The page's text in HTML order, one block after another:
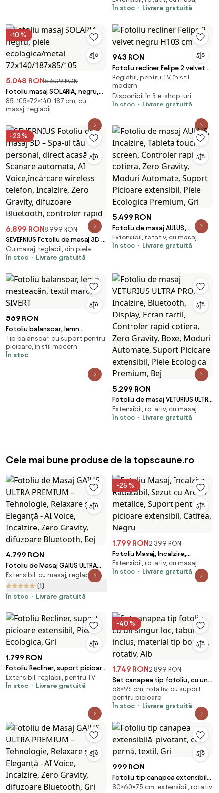
Suport Picioare extensibil, Piele
PU Premium
Bluetooth, Zero Gravity SL-
suport pentru telefon,
Controler rapid cotiera, 2 Boxe,
Picioare extensibil, Piele PU
Premium, Negru
În stoc
Livrare gratuită
-10 %
5.048 RON5.609 RON
Fotoliu masaj SOLARIA, negru,
piele ecologica/metal,
72x140/187x85/105
85-105×72×140-187 cm, cu
masaj, reglabil
943 RON
Fotoliu recliner Felipe 2 velvet
negru H103 cm
Reglabil, pentru TV, în stil
modern
Disponibil în 3 e-shop-uri
În stoc
Livrare gratuită
-23 %
6.899 RON8.999 RON
SEVERNIUS Fotoliu de masaj 3D –
Spa-ul tău personal, direct
acasă! - Scanare automata, AI
telefon, Incalzire, Zero Gravity,
difuzoare Bluetooth, controler
rapid
Cu masaj, reglabil, din piele
În stoc
Livrare gratuită
5.499 RON
Fotoliu de masaj AULUS,
Incalzire, Tableta touch screen,
Controler rapid cotiera, Zero
Ecologica Premium, Gri
Extensibil, rotativ, cu masaj
În stoc
Livrare gratuită
569 RON
Fotoliu balansoar, lemn
mesteacăn, textil maro, SIVERT
Tip balansoar, cu suport pentru
picioare, în stil modern
În stoc
5.299 RON
Fotoliu de masaj VETURIUS ULTRA
PRO, Incalzire, Bluetooth,
Display, Ecran tactil, Controler
Ecologica Premium, Bej
Extensibil, rotativ, cu masaj
În stoc
Livrare gratuită
Cele mai bune produse de la topscaune.ro
4.799 RON
Fotoliu de Masaj GAIUS ULTRA
PREMIUM – Tehnologie, Relaxare
și Eleganță - AI Voice, Incalzire,
Zero Gravity, difuzoare
Extensibil, cu masaj, reglabil
(1)
În stoc
Livrare gratuită
-25 %
1.799 RON2.399 RON
Fotoliu Masaj, Incalzire,
Rabatabil, Sezut cu Arcuri
metalice, Suport pentru
picioare extensibil, Catifea,
Extensibil, rotativ, cu masaj
În stoc
Livrare gratuită
1.799 RON
Fotoliu Recliner, suport picioare
extensibil, Piele Ecologica, Gri
Extensibil, reglabil, pentru TV
În stoc
Livrare gratuită
-40 %
1.749 RON2.899 RON
Set canapea tip fotoliu, cu un
singur loc, taburet inclus,
material tip boucle, rotativ, Alb
68×95 cm, rotativ, cu suport
pentru picioare
În stoc
Livrare gratuită
999 RON
Fotoliu tip canapea extensibilă,
pivotant, cu pernă, textil, Gri
80×60×75 cm, extensibil, rotativ